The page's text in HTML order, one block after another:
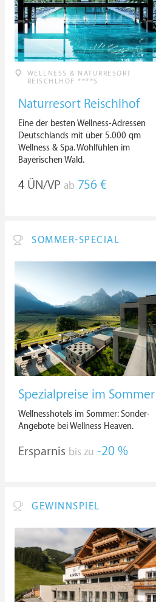
WELLNESS & NATURRESORT
REISCHLHOF ****S
Naturresort Reischlhof
Eine der besten Wellness-Adressen
Deutschlands mit über 5.000 qm
Wellness & Spa. Wohlfühlen im
Bayerischen Wald.
4 ÜN/VP ab 756 €
SOMMER-SPECIAL
Spezialpreise im Sommer
Wellnesshotels im Sommer: Sonder-
Angebote bei Wellness Heaven.
Ersparnis bis zu -20 %
GEWINNSPIEL